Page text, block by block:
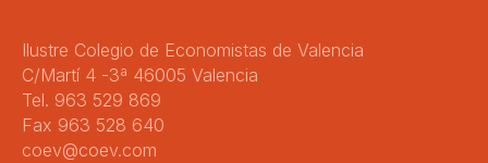
Ilustre Colegio de Economistas de Valencia
C/Martí 4 -3ª 46005 Valencia
Tel. 963 529 869
Fax 963 528 640
coev@coev.com